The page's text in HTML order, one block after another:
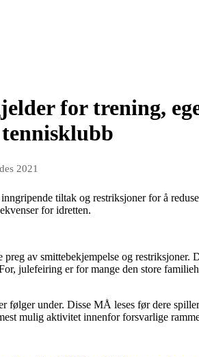
for trening,
2021
tiltak og restriksjoner for å
for idretten.
av smittebekjempelse og
julefeiring er for mange den store
følger under. Disse MÅ leses før dere
mulig aktivitet innenfor forsvarlige